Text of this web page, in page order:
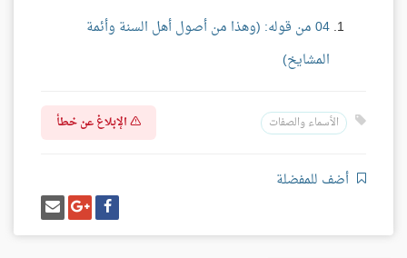
04 من قوله: (وهذا من أصول أهل السنة وأئمة
المشايخ)
الأسماء والصفات الإبلاغ عن خطأ
أضف للمفضلة
شارك
على
فيسبوك
شارك
على
غوغل
بلس
إرسل
إيميل